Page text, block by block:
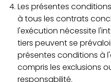
Les présentes
à tous les contrats
l'exécution nécessite
tiers peuvent se
présentes conditions à
compris les exclusions
responsabilité.